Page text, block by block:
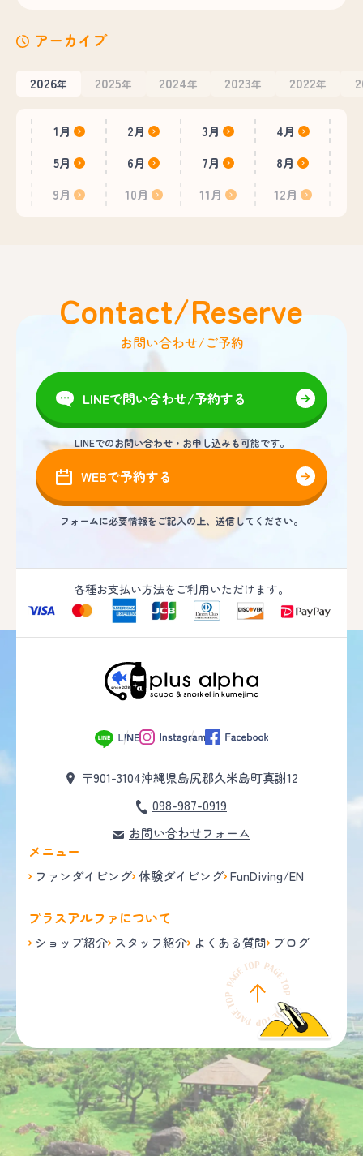
アーカイブ
2026年 2025年 2024年 2023年 2022年
1月 2月 3月
4月
5月
6月 7月
8月
9月
10月 11月 12月
Contact/Reserve
お問い合わせ/ご予約
LINEで問い合わせ/予約する
LINEでのお問い合わせ・お申し込みも可能です。
WEBで予約する
フォームに必要情報をご記入の上、送信してください。
各種お支払い方法をご利用いただけます。
〒901-3104沖縄県島尻郡久米島町真謝12
098-987-0919
お問い合わせフォーム
メニュー
ファンダイビング 体験ダイビング FunDiving/EN
プラスアルファについて
ショップ紹介 スタッフ紹介 よくある質問 ブログ